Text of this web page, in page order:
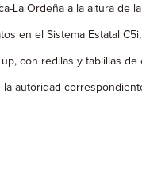
La Ordeña a la altura
en el Sistema Estatal
con redilas y tablillas
autoridad